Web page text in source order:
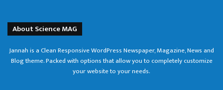
About Science MAG
Jannah is a Clean Responsive WordPress Newspaper, Magazine, News and
Blog theme. Packed with options that allow you to completely customize
your website to your needs.